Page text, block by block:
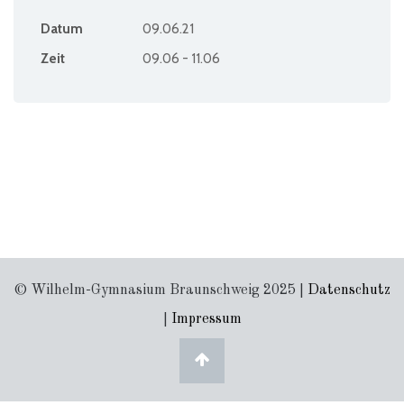
Datum
09.06.21
Zeit
09.06 - 11.06
© Wilhelm-Gymnasium Braunschweig 2025 | Datenschutz
Impressum